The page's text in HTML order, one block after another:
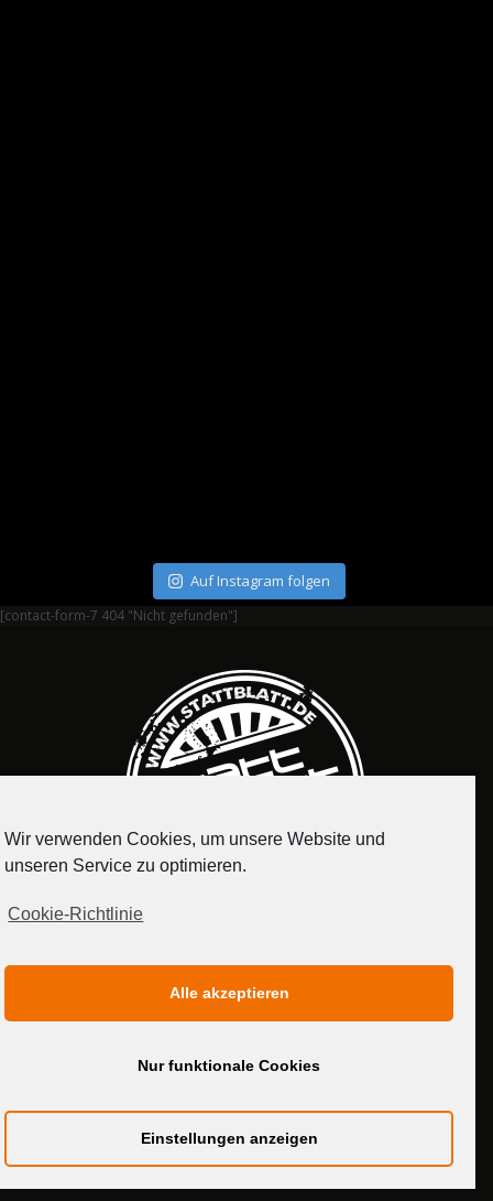
Auf Instagram folgen
[contact-form-7 404 "Nicht gefunden"]
MEDIADATEN
Wir verwenden Cookies, um unsere Website und
unseren Service zu optimieren.
Cookie-Richtlinie
Alle akzeptieren
Nur funktionale Cookies
Einstellungen anzeigen